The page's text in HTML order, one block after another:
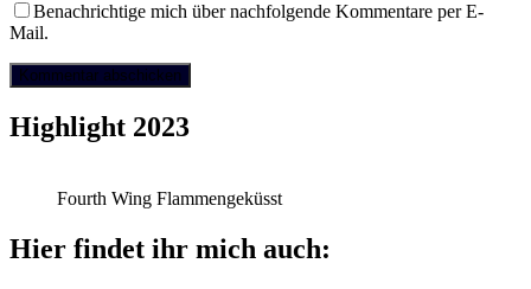
Benachrichtige mich über nachfolgende Kommentare per E-
Mail.
Highlight 2023
Fourth Wing Flammengeküsst
Hier findet ihr mich auch: